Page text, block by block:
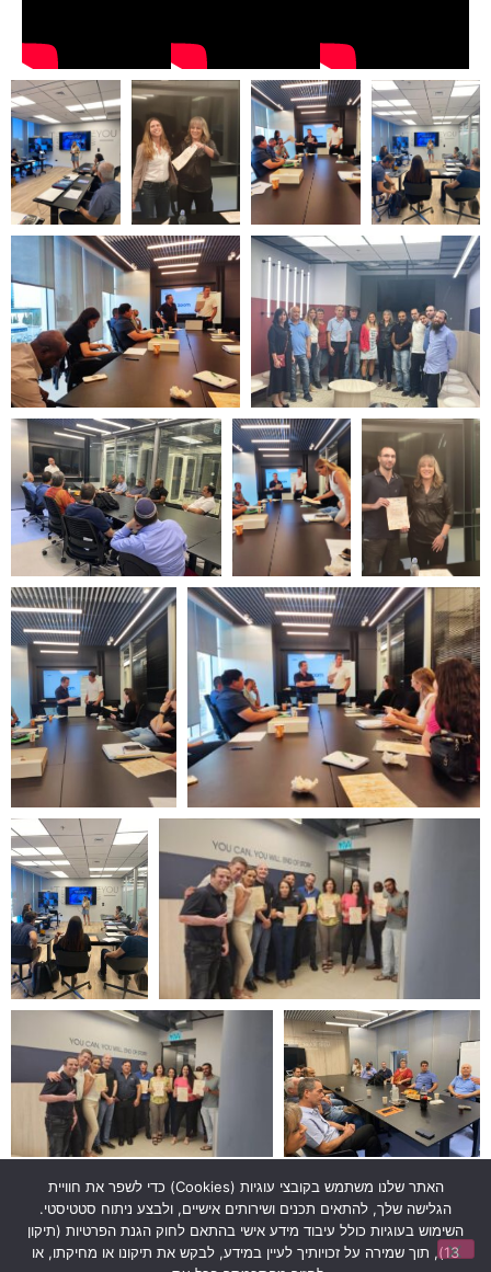
האתר שלנו משתמש בקובצי עוגיות (Cookies) כדי לשפר את חוויית
הגלישה שלך, להתאים תכנים ושירותים אישיים, ולבצע ניתוח סטטיסטי.
השימוש בעוגיות כולל עיבוד מידע אישי בהתאם לחוק הגנת הפרטיות (תיקון
13), תוך שמירה על זכויותיך לעיין במידע, לבקש את תיקונו או מחיקתו, או